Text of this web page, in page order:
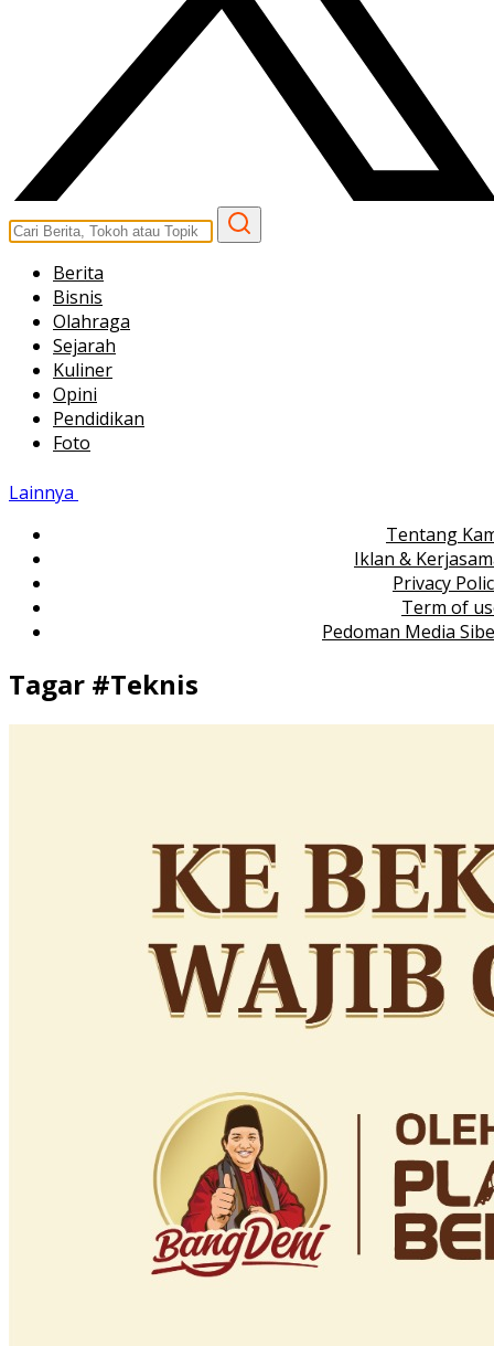
Berita
Bisnis
Olahraga
Sejarah
Kuliner
Opini
Pendidikan
Foto
Lainnya
Tentang
Iklan &
Privacy
Term of
Pedoman Media
Tagar #Teknis